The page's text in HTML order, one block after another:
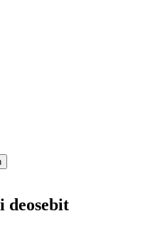
deosebit